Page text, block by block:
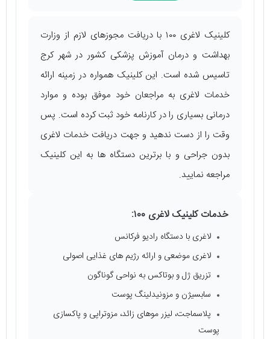
کلینیک لاغری ۱۰۰ با دریافت مجوزهای لازم از وزارت
بهداشت و درمان آموزش پزشکی کشور در شهر کرج
تاسیس شده است. این کلینیک همواره در زمینه ارائه
خدمات لاغری به مراجعان خود موفق بوده و موارد
درمانی بسیاری را در کارنامه خود ثبت کرده است. پس
وقت را از دست ندهید و جهت دریافت خدمات لاغری
بدون جراحی و با برترین دستگاه ‌ها به این کلینیک
مراجعه نمایید.
خدمات کلینیک لاغری ۱۰۰:
لاغری با دستگاه رادیو فرکانس
لاغری موضعی و ارائه رژیم‌ های غذایی اصولی
تزریق ژل و بوتاکس به نواحی گوناگون
سابسیژن و مزونیدلینگ پوست
پلاسماجت، لیزر موهای زائد، مزوتراپی و پاکسازی
پوست